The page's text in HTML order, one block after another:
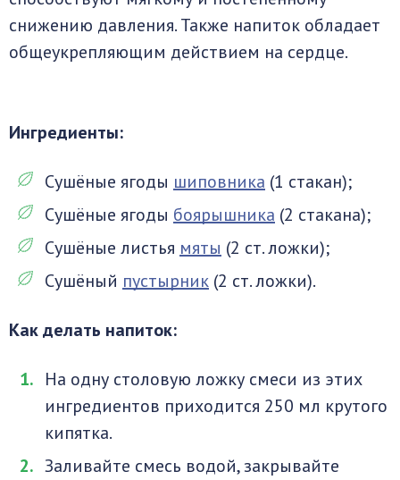
снижению давления. Также напиток обладает
общеукрепляющим действием на сердце.
Ингредиенты:
Сушёные ягоды шиповника (1 стакан);
Сушёные ягоды боярышника (2 стакана);
Сушёные листья мяты (2 ст. ложки);
Сушёный пустырник (2 ст. ложки).
Как делать напиток:
На одну столовую ложку смеси из этих
ингредиентов приходится 250 мл крутого
кипятка.
Заливайте смесь водой, закрывайте